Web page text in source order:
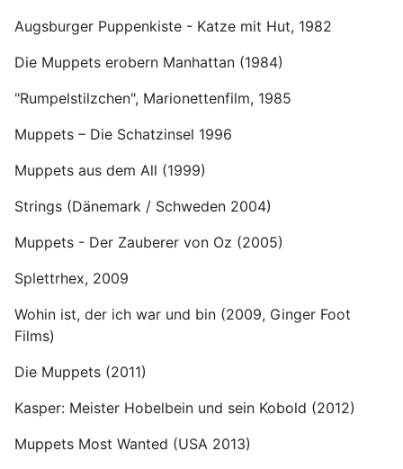
Augsburger Puppenkiste - Katze mit Hut, 1982
Die Muppets erobern Manhattan (1984)
"Rumpelstilzchen", Marionettenfilm, 1985
Muppets – Die Schatzinsel 1996
Muppets aus dem All (1999)
Strings (Dänemark / Schweden 2004)
Muppets - Der Zauberer von Oz (2005)
Splettrhex, 2009
Wohin ist, der ich war und bin (2009, Ginger Foot
Films)
Die Muppets (2011)
Kasper: Meister Hobelbein und sein Kobold (2012)
Muppets Most Wanted (USA 2013)